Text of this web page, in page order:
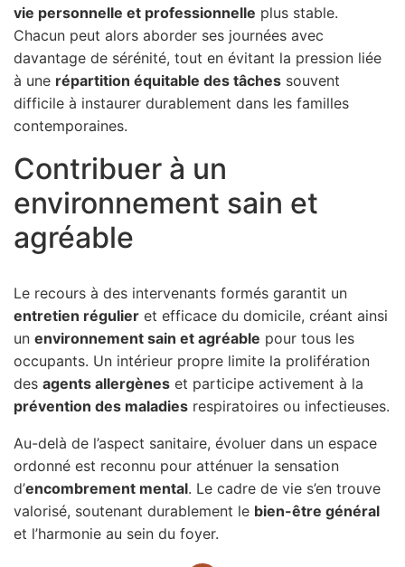
vie personnelle et professionnelle plus stable.
Chacun peut alors aborder ses journées avec
davantage de sérénité, tout en évitant la pression liée
à une répartition équitable des tâches souvent
difficile à instaurer durablement dans les familles
contemporaines.
Contribuer à un
environnement sain et
agréable
Le recours à des intervenants formés garantit un
entretien régulier et efficace du domicile, créant ainsi
un environnement sain et agréable pour tous les
occupants. Un intérieur propre limite la prolifération
des agents allergènes et participe activement à la
prévention des maladies respiratoires ou infectieuses.
Au-delà de l’aspect sanitaire, évoluer dans un espace
ordonné est reconnu pour atténuer la sensation
d’encombrement mental. Le cadre de vie s’en trouve
valorisé, soutenant durablement le bien-être général
et l’harmonie au sein du foyer.